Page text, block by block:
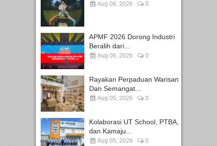
Aug 06, 2026 0
APMF 2026 Dorong Industri
Beralih dari...
Aug 06, 2026 0
Rayakan Perpaduan Warisan
Dan Semangat...
Aug 05, 2026 0
Kolaborasi UT School, PTBA,
dan Kamaju...
Aug 05, 2026 0